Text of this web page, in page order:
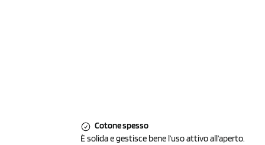
Cotone spesso
È solida e gestisce bene l’uso attivo all’aperto.